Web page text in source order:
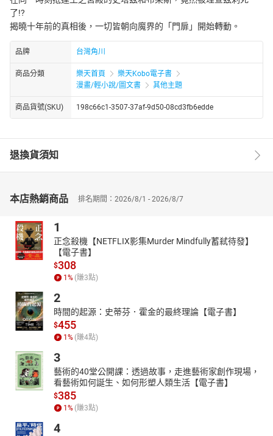
了!?
揭曉十年前的真相後，一切皆朝向魔界的「門扉」開始轉動。
品牌 台灣角川
商品分類 樂天首頁
樂天Kobo電子書
漫畫/輕小說/圖文書
其他主題
商品貨號(SKU) 198c66c1-3507-37af-9d50-08cd3fb6edde
退換貨須知
本店熱銷商品 排名期間：2026/8/1 - 2026/8/7
1
正念殺機【NETFLIX影集Murder Mindfully蓄弒待發】
【電子書】
$308
1% (賺3點)
2
時間的起源：史蒂芬．霍金的最終理論【電子書】
$455
1% (賺4點)
3
藝術的40堂公開課：透過故事，走進藝術家創作現場，
看藝術如何誕生、如何形塑人類生活【電子書】
$385
1% (賺3點)
4